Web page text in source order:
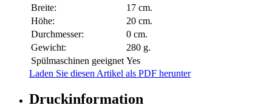
Breite:
17 cm.
Höhe:
20 cm.
Durchmesser:
0 cm.
Gewicht:
280 g.
Spülmaschinen geeignet Yes
Laden Sie diesen Artikel als PDF herunter
Druckinformation